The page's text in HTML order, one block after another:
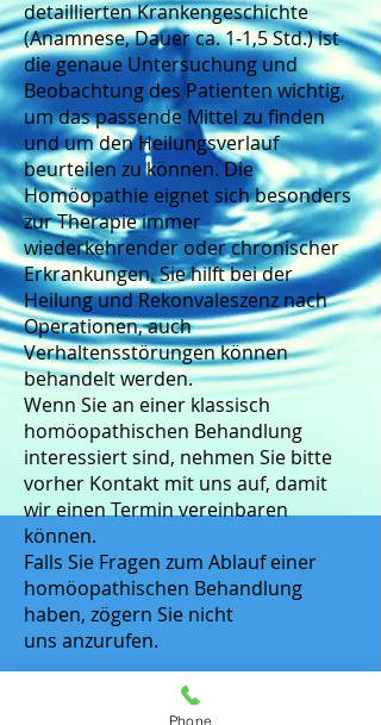
detaillierten Krankengeschichte
(Anamnese, Dauer ca. 1-1,5 Std.) ist
die genaue Untersuchung und
Beobachtung des Patienten wichtig,
um das passende Mittel zu finden
und um den Heilungsverlauf
beurteilen zu können. Die
Homöopathie eignet sich besonders
zur Therapie immer
wiederkehrender oder chronischer
Erkrankungen. Sie hilft bei der
Heilung und Rekonvaleszenz nach
Operationen, auch
Verhaltensstörungen können
behandelt werden.
Wenn Sie an einer klassisch
homöopathischen Behandlung
interessiert sind, nehmen Sie bitte
vorher Kontakt mit uns auf, damit
wir einen Termin vereinbaren
können.
Falls Sie Fragen zum Ablauf einer
homöopathischen Behandlung
haben, zögern Sie nicht
uns anzurufen.
Phone